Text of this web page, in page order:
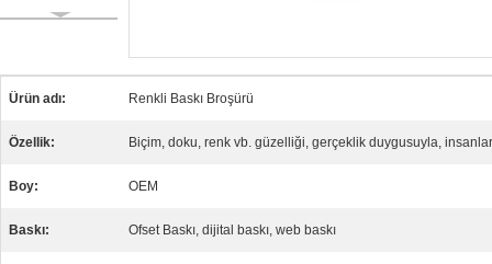
Ürün adı: Renkli Baskı Broşürü
Özellik: Biçim, doku, renk vb. güzelliği, gerçeklik duygusuyla,
Boy: OEM
Baskı: Ofset Baskı, dijital baskı, web baskı